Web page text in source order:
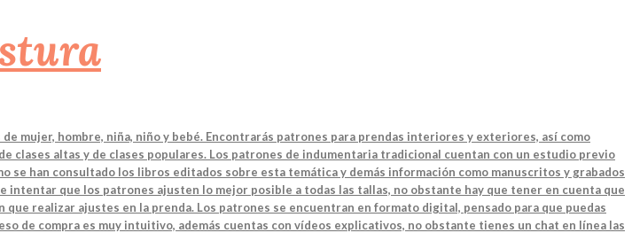
mujer, hombre, niña, niño y bebé. Encontrarás patrones para prendas interiores y exteriores, así como
clases altas y de clases populares. Los patrones de indumentaria tradicional cuentan con un estudio previo
han consultado los libros editados sobre esta temática y demás información como manuscritos y grabados
que los patrones ajusten lo mejor posible a todas las tallas, no obstante hay que tener en cuenta que
realizar ajustes en la prenda. Los patrones se encuentran en formato digital, pensado para que puedas
de compra es muy intuitivo, además cuentas con vídeos explicativos, no obstante tienes un chat en línea las